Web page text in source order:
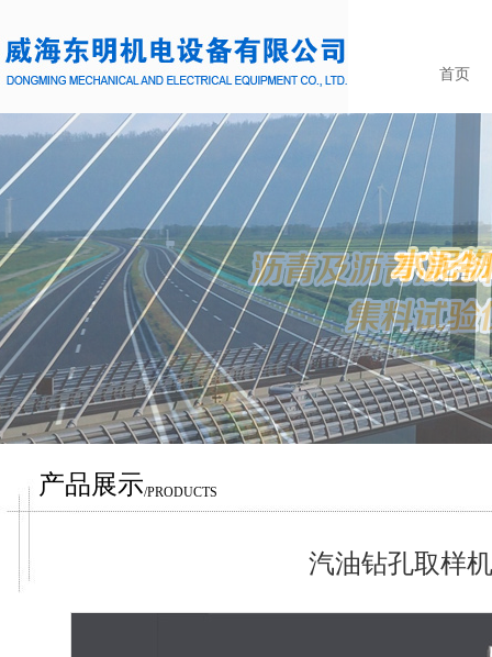
首页
产品展示/PRODUCTS
汽油钻孔取样机